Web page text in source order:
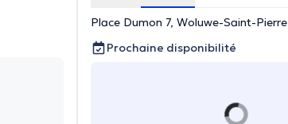
Place Dumon 7, Woluwe-Saint-Pierre
Prochaine disponibilité